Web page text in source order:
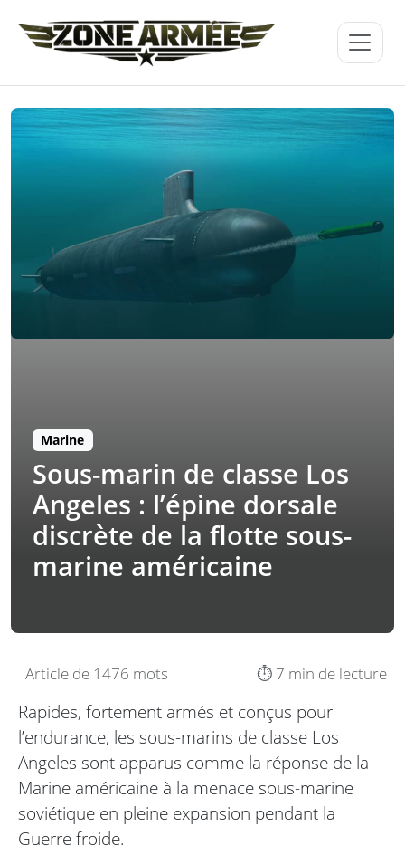
Marine
Sous-marin de classe Los
Angeles : l’épine dorsale
discrète de la flotte sous-
marine américaine
Article de 1476 mots ⏱️ 7 min de lecture
Rapides, fortement armés et conçus pour
l’endurance, les sous-marins de classe Los
Angeles sont apparus comme la réponse de la
Marine américaine à la menace sous-marine
soviétique en pleine expansion pendant la
Guerre froide.